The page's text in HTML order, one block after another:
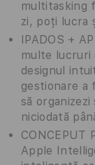
multitasking
zi, poți lucra
IPADOS +
multe lucruri
designul
gestionare
să
niciodată
CONCEPUT
Apple